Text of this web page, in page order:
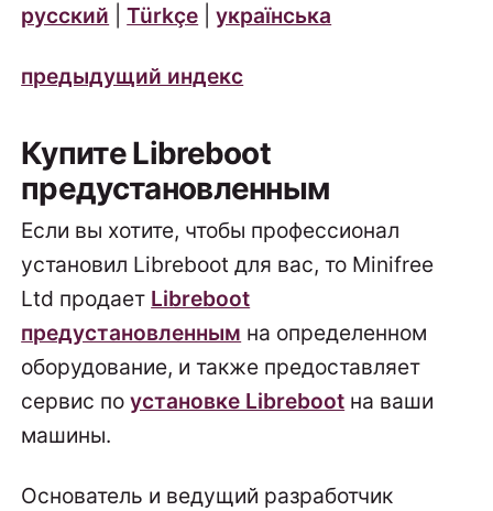
русский |Türkçe |українська
предыдущий индекс
Купите Libreboot
предустановленным
Если вы хотите, чтобы профессионал
установил Libreboot для вас, то Minifree
Ltd продает Libreboot
предустановленным на определенном
оборудование, и также предоставляет
сервис поустановке Libreboot на ваши
машины.
Основатель и ведущий разработчик